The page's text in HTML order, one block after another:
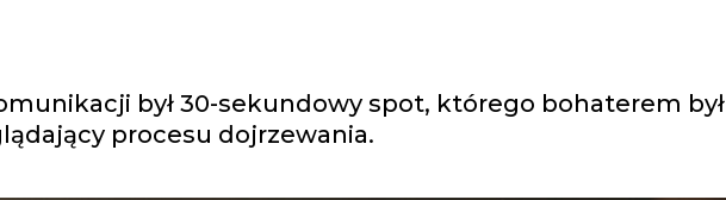
był 30-sekundowy spot, którego bohaterem był
procesu dojrzewania.